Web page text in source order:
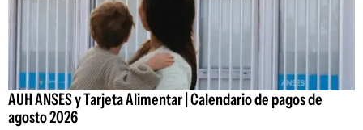
AUH ANSES y Tarjeta Alimentar | Calendario de pagos de
agosto 2026